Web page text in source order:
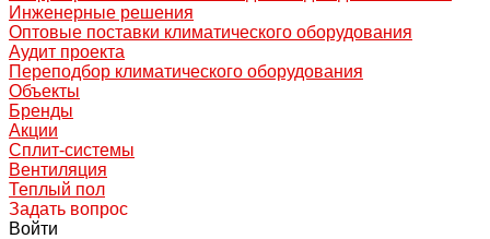
Инженерные решения
Оптовые поставки климатического оборудования
Аудит проекта
Переподбор климатического оборудования
Объекты
Бренды
Акции
Сплит-системы
Вентиляция
Теплый пол
Задать вопрос
Войти